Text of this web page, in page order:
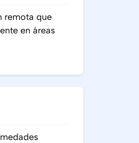
remota que
en áreas